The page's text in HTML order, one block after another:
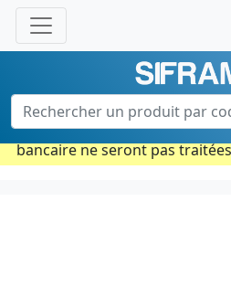
Une question ?
Contactez-nous au
Ouvert du lun. au
Période estivale : Les
bancaire ne seront pas